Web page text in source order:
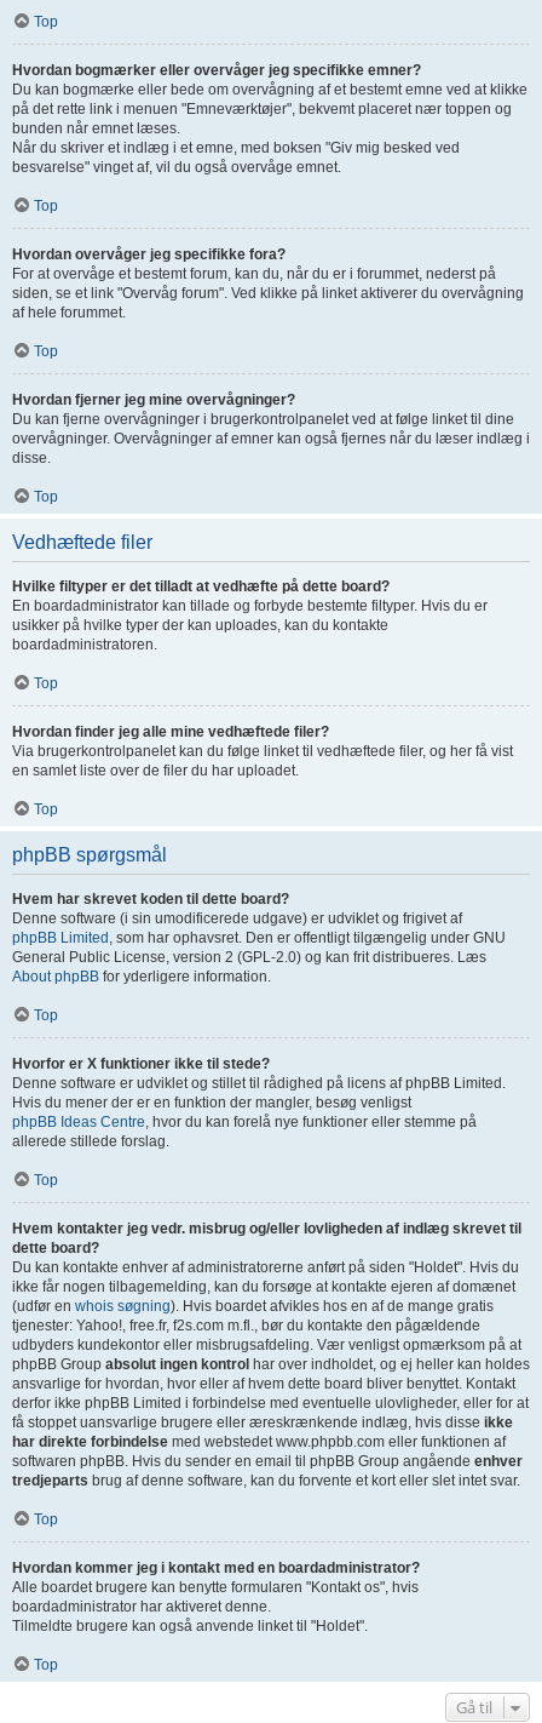
Top
Hvordan bogmærker eller overvåger jeg specifikke emner?
Du kan bogmærke eller bede om overvågning af et bestemt emne ved at klikke
på det rette link i menuen "Emneværktøjer", bekvemt placeret nær toppen og
bunden når emnet læses.
Når du skriver et indlæg i et emne, med boksen "Giv mig besked ved
besvarelse" vinget af, vil du også overvåge emnet.
Top
Hvordan overvåger jeg specifikke fora?
For at overvåge et bestemt forum, kan du, når du er i forummet, nederst på
siden, se et link "Overvåg forum". Ved klikke på linket aktiverer du overvågning
af hele forummet.
Top
Hvordan fjerner jeg mine overvågninger?
Du kan fjerne overvågninger i brugerkontrolpanelet ved at følge linket til dine
overvågninger. Overvågninger af emner kan også fjernes når du læser indlæg i
disse.
Top
Vedhæftede filer
Hvilke filtyper er det tilladt at vedhæfte på dette board?
En boardadministrator kan tillade og forbyde bestemte filtyper. Hvis du er
usikker på hvilke typer der kan uploades, kan du kontakte
boardadministratoren.
Top
Hvordan finder jeg alle mine vedhæftede filer?
Via brugerkontrolpanelet kan du følge linket til vedhæftede filer, og her få vist
en samlet liste over de filer du har uploadet.
Top
phpBB spørgsmål
Hvem har skrevet koden til dette board?
Denne software (i sin umodificerede udgave) er udviklet og frigivet af
phpBB Limited , som har ophavsret. Den er offentligt tilgængelig under GNU
General Public License, version 2 (GPL-2.0) og kan frit distribueres. Læs
About phpBB for yderligere information.
Top
Hvorfor er X funktioner ikke til stede?
Denne software er udviklet og stillet til rådighed på licens af phpBB Limited.
Hvis du mener der er en funktion der mangler, besøg venligst
phpBB Ideas Centre, hvor du kan forelå nye funktioner eller stemme på
allerede stillede forslag.
Top
Hvem kontakter jeg vedr. misbrug og/eller lovligheden af indlæg skrevet til
dette board?
Du kan kontakte enhver af administratorerne anført på siden "Holdet". Hvis du
ikke får nogen tilbagemelding, kan du forsøge at kontakte ejeren af domænet
(udfør en whois søgning). Hvis boardet afvikles hos en af de mange gratis
tjenester: Yahoo!, free.fr, f2s.com m.fl., bør du kontakte den pågældende
udbyders kundekontor eller misbrugsafdeling. Vær venligst opmærksom på at
phpBB Group absolut ingen kontrol har over indholdet, og ej heller kan holdes
ansvarlige for hvordan, hvor eller af hvem dette board bliver benyttet. Kontakt
derfor ikke phpBB Limited i forbindelse med eventuelle ulovligheder, eller for at
få stoppet uansvarlige brugere eller æreskrænkende indlæg, hvis disse ikke
har direkte forbindelse med webstedet www.phpbb.com eller funktionen af
softwaren phpBB. Hvis du sender en email til phpBB Group angående enhver
tredjeparts brug af denne software, kan du forvente et kort eller slet intet svar.
Top
Hvordan kommer jeg i kontakt med en boardadministrator?
Alle boardet brugere kan benytte formularen "Kontakt os", hvis
boardadministrator har aktiveret denne.
Tilmeldte brugere kan også anvende linket til "Holdet".
Top
Gå til